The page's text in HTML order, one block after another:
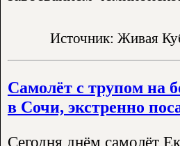
Источник: Живая
Самолёт с трупом на
в Сочи, экстренно
Сегодня днём самолёт